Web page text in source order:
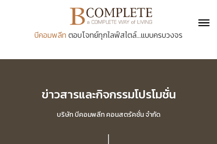
บีคอมพลีท ตอบโจทย์ทุกไลฟ์สไตล์...แบบครบวงจร
ข่าวสารและกิจกรรมโปรโมชั่น
บริษัท บีคอมพลีท คอนสตรัคชั่น จำกัด